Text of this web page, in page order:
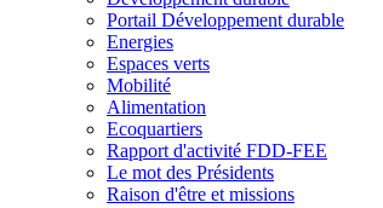
Portail Développement durable
Energies
Espaces verts
Mobilité
Alimentation
Ecoquartiers
Rapport d'activité FDD-FEE
Le mot des Présidents
Raison d'être et missions